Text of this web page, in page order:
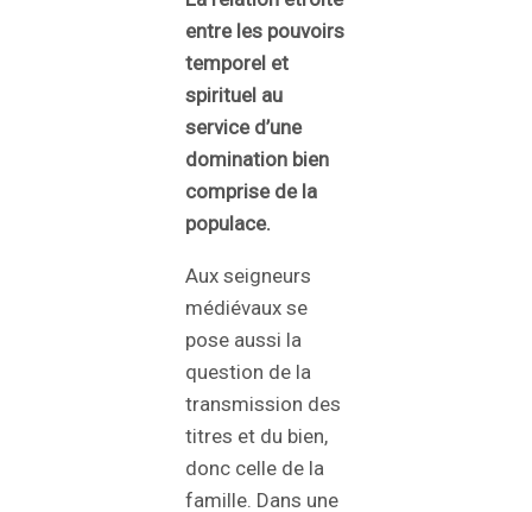
entre les pouvoirs
temporel et
spirituel au
service d’une
domination bien
comprise de la
populace.
Aux seigneurs
médiévaux se
pose aussi la
question de la
transmission des
titres et du bien,
donc celle de la
famille. Dans une